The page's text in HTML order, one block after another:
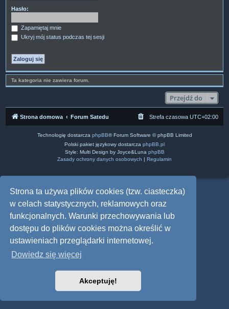
Strona ta używa plików cookies (tzw. ciasteczka)
w celach statystycznych, reklamowych oraz
funkcjonalnych. Warunki przechowywania lub
dostępu do plików cookies można określić w
ustawieniach przeglądarki internetowej.
Dowiedz się więcej
Akceptuję!
Hasło:
Zapamiętaj mnie
Ukryj mój status podczas tej sesji
Ta kategoria nie zawiera forum.
Przejdź do
Strona domowa Forum Satedu Strefa czasowa UTC+02:00
Technologię dostarcza phpBB® Forum Software © phpBB Limited
Polski pakiet językowy dostarcza phpBB.pl
Style: Multi Design by Joyce&Luna phpBB
Zasady ochrony danych osobowych | Regulamin